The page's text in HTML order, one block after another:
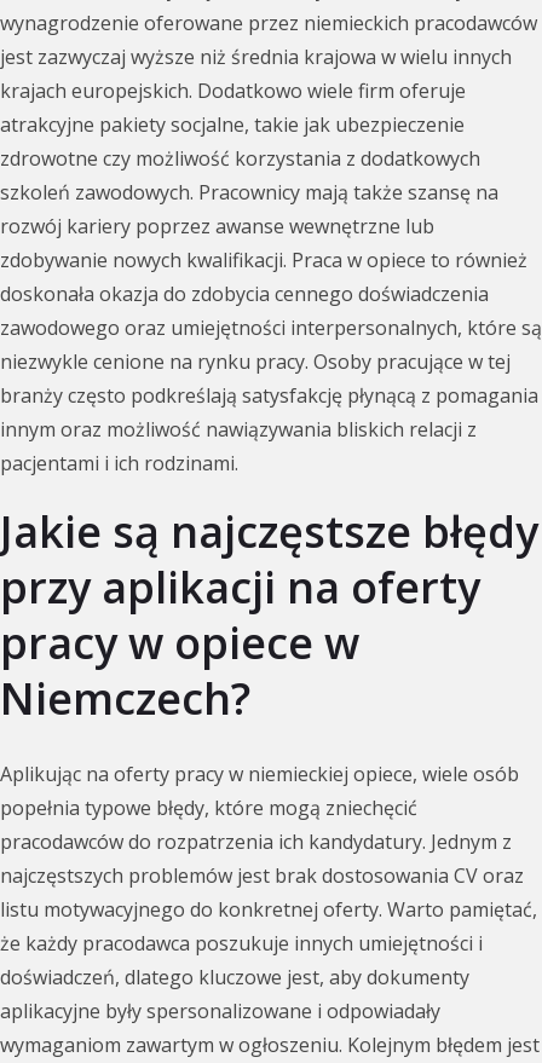
wynagrodzenie oferowane przez niemieckich pracodawców
jest zazwyczaj wyższe niż średnia krajowa w wielu innych
krajach europejskich. Dodatkowo wiele firm oferuje
atrakcyjne pakiety socjalne, takie jak ubezpieczenie
zdrowotne czy możliwość korzystania z dodatkowych
szkoleń zawodowych. Pracownicy mają także szansę na
rozwój kariery poprzez awanse wewnętrzne lub
zdobywanie nowych kwalifikacji. Praca w opiece to również
doskonała okazja do zdobycia cennego doświadczenia
zawodowego oraz umiejętności interpersonalnych, które są
niezwykle cenione na rynku pracy. Osoby pracujące w tej
branży często podkreślają satysfakcję płynącą z pomagania
innym oraz możliwość nawiązywania bliskich relacji z
pacjentami i ich rodzinami.
Jakie są najczęstsze błędy
przy aplikacji na oferty
pracy w opiece w
Niemczech?
Aplikując na oferty pracy w niemieckiej opiece, wiele osób
popełnia typowe błędy, które mogą zniechęcić
pracodawców do rozpatrzenia ich kandydatury. Jednym z
najczęstszych problemów jest brak dostosowania CV oraz
listu motywacyjnego do konkretnej oferty. Warto pamiętać,
że każdy pracodawca poszukuje innych umiejętności i
doświadczeń, dlatego kluczowe jest, aby dokumenty
aplikacyjne były spersonalizowane i odpowiadały
wymaganiom zawartym w ogłoszeniu. Kolejnym błędem jest